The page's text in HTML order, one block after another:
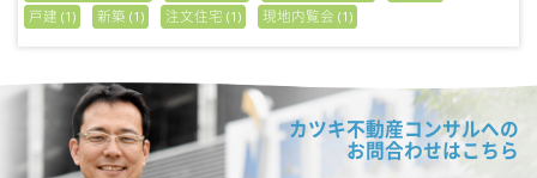
戸建 (1) 新築 (1) 注文住宅 (1) 現地内覧会 (1)
カツキ不動産コンサルへの
お問合わせはこちら